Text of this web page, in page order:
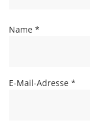
Name *
E-Mail-Adresse *